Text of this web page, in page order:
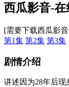
西瓜影音-在
[需要下载西瓜影
第1集 第2集 第3集
剧情介绍
讲述因为28年后